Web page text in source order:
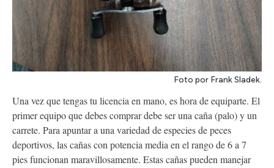
Foto por Frank Sladek.
Una vez que tengas tu licencia en mano, es hora de equiparte. El
primer equipo que debes comprar debe ser una caña (palo) y un
carrete. Para apuntar a una variedad de especies de peces
deportivos, las cañas con potencia media en el rango de 6 a 7
pies funcionan maravillosamente. Estas cañas pueden manejar